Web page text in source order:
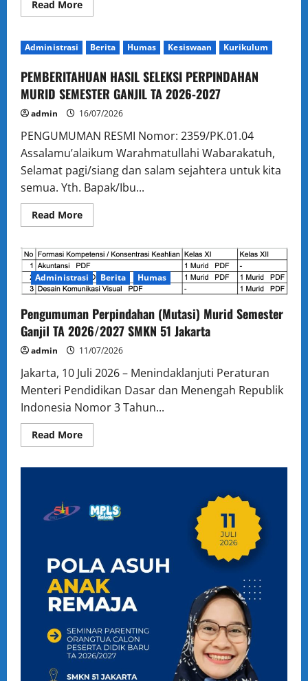
Read MoreRead
more
Perpindahan
Murid
Masuk)
SMKN
51
Jakarta
Tahap
2
Tahun
Ajaran
2026/2027
Administrasi Berita Humas Kesiswaan Kurikulum
PEMBERITAHUAN HASIL SELEKSI PERPINDAHAN
MURID SEMESTER GANJIL TA 2026-2027
admin 16/07/2026
PENGUMUMAN RESMI Nomor: 2359/PK.01.04
Assalamu’alaikum Warahmatullahi Wabarakatuh,
Selamat pagi/siang dan salam sejahtera untuk kita
semua. Yth. Bapak/Ibu...
Read MoreRead
more
HASIL
SELEKSI
PERPINDAHAN
MURID
SEMESTER
TA
2026-
2027
Administrasi Berita Humas
Pengumuman Perpindahan (Mutasi) Murid Semester
Ganjil TA 2026/2027 SMKN 51 Jakarta
admin 11/07/2026
Jakarta, 10 Juli 2026 – Menindaklanjuti Peraturan
Menteri Pendidikan Dasar dan Menengah Republik
Indonesia Nomor 3 Tahun...
Read MoreRead
more
Semester
Ganjil
TA
Jakarta